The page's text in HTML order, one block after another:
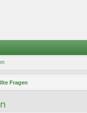
Fragen